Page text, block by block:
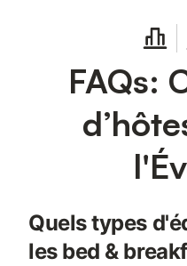
FAQs:
Quels types
les bed &